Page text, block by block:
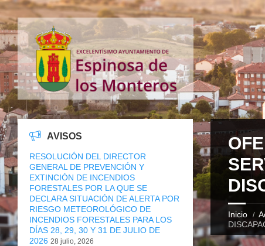
Inicio
AVISOS
RESOLUCIÓN DEL DIRECTOR
GENERAL DE PREVENCIÓN Y
EXTINCIÓN DE INCENDIOS
FORESTALES POR LA QUE SE
DECLARA SITUACIÓN DE ALERTA POR
RIESGO METEOROLÓGICO DE
INCENDIOS FORESTALES PARA LOS
DÍAS 28, 29, 30 Y 31 DE JULIO DE
2026 28 julio, 2026